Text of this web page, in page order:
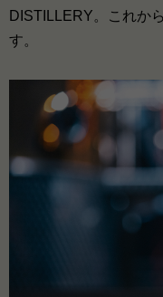
DISTILLERY。これか
す。